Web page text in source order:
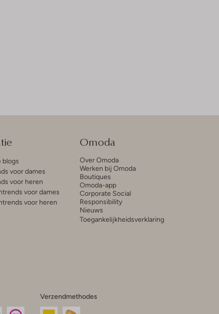
blogs
voor dames
voor heren
voor dames
voor heren
Omoda
Over Omoda
Werken bij Omoda
Boutiques
Omoda-app
Corporate Social
Responsibility
Nieuws
Toegankelijkheidsverklaring
Verzendmethodes